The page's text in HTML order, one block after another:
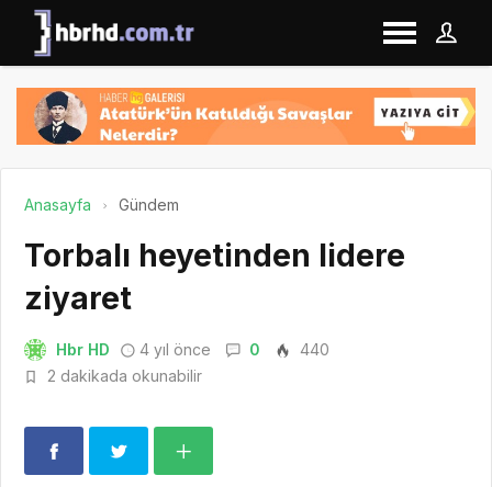
Anasayfa Gündem
Torbalı heyetinden lidere
ziyaret
Hbr HD 4 yıl önce 0
440
2 dakikada okunabilir